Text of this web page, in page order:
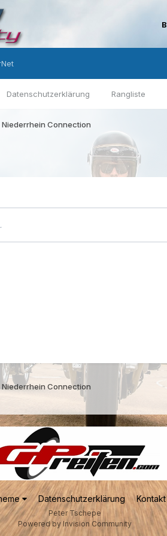
Datenschutzerklärung Rangliste
Niederrhein Connection
Niederrhein Connection
Datenschutzerklärung Kontakt
Peter Tschepe
Powered by Invision Community